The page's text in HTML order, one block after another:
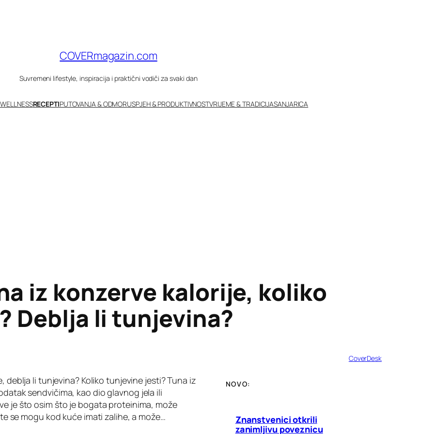
COVERmagazin.com
Suvremeni lifestyle, inspiracija i praktični vodiči za svaki dan
RECEPTIPUTOVANJA & ODMORUSPJEH & PRODUKTIVNOSTVRIJEME & TRADICIJASANJARICA
iz konzerve kalorije, koliko
Deblja li tunjevina?
CoverDesk
deblja li tunjevina? Koliko tunjevine jesti? Tuna iz
sendvičima, kao dio glavnog jela ili
je što osim što je bogata proteinima, može
se mogu kod kuće imati zalihe, a može…
NOVO:
Znanstvenici otkrili
zanimljivu poveznicu